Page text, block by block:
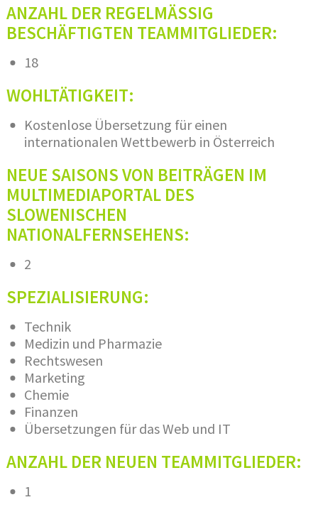
ANZAHL DER REGELMÄSSIG
BESCHÄFTIGTEN TEAMMITGLIEDER:
18​
WOHLTÄTIGKEIT:
Kostenlose Übersetzung für einen
internationalen Wettbewerb in Österreich
NEUE SAISONS VON BEITRÄGEN IM
MULTIMEDIAPORTAL DES
SLOWENISCHEN
NATIONALFERNSEHENS:
2​
SPEZIALISIERUNG:
Technik
Medizin und Pharmazie
Rechtswesen
Marketing
Chemie
Finanzen
Übersetzungen für das Web und IT
ANZAHL DER NEUEN TEAMMITGLIEDER:
1